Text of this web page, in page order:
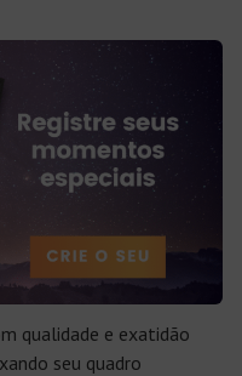
qualidade e exatidão
seu quadro